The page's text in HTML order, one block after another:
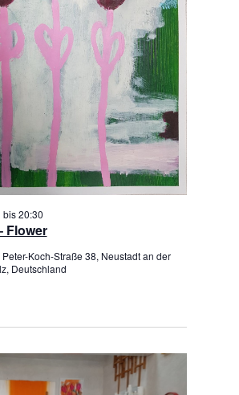
v
i
g
a
t
i
o
n
Flower
bis20:30
Peter-Koch-Straße 38, Neustadt an der
Deutschland